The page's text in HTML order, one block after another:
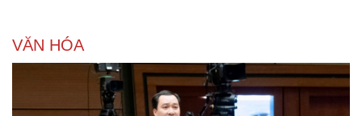
VĂN HÓA